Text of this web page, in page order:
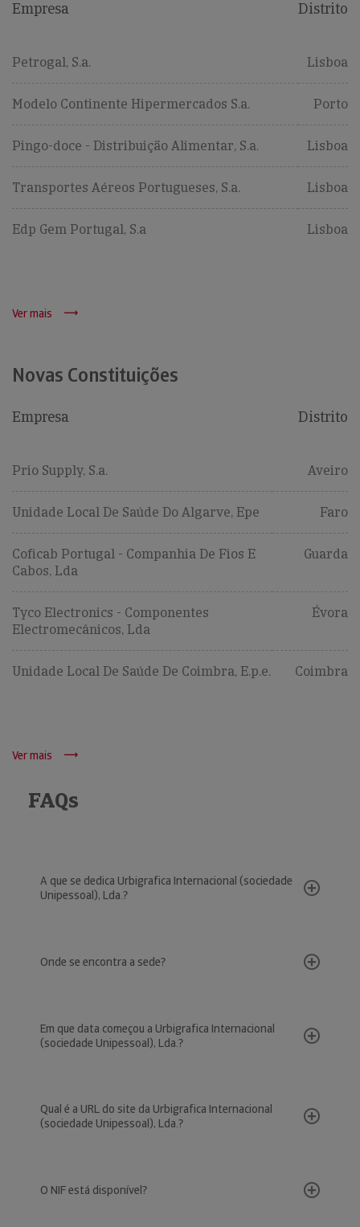
Empresa Distrito
Petrogal, S.a. Lisboa
Modelo Continente Hipermercados S.a. Porto
Pingo-doce - Distribuição Alimentar, S.a. Lisboa
Transportes Aéreos Portugueses, S.a. Lisboa
Edp Gem Portugal, S.a Lisboa
Ver mais
Novas Constituições
Empresa Distrito
Prio Supply, S.a. Aveiro
Unidade Local De Saúde Do Algarve, Epe Faro
Coficab Portugal - Companhia De Fios E
Cabos, Lda
Guarda
Tyco Electronics - Componentes
Electromecânicos, Lda
Évora
Unidade Local De Saúde De Coimbra, E.p.e. Coimbra
Ver mais
FAQs
A que se dedica Urbigrafica Internacional (sociedade
Unipessoal), Lda.?
Onde se encontra a sede?
Em que data começou a Urbigrafica Internacional
(sociedade Unipessoal), Lda.?
Qual é a URL do site da Urbigrafica Internacional
(sociedade Unipessoal), Lda.?
O NIF está disponível?